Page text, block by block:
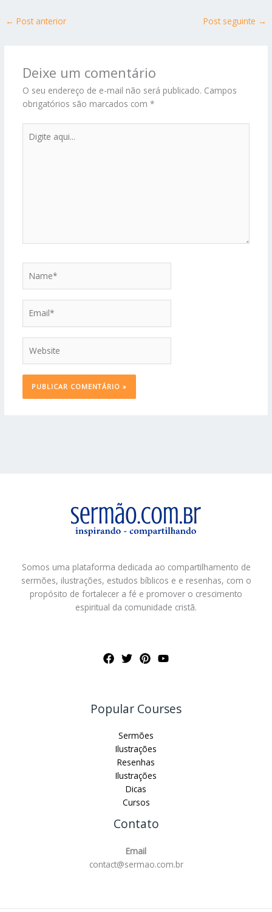
← Post anterior Post seguinte →
Deixe um comentário
O seu endereço de e-mail não será publicado. Campos
obrigatórios são marcados com *
aqui...
Somos uma plataforma dedicada ao compartilhamento de
sermões, ilustrações, estudos bíblicos e e resenhas, com o
propósito de fortalecer a fé e promover o crescimento
espiritual da comunidade cristã.
Popular Courses
Sermões
Ilustrações
Resenhas
Ilustrações
Dicas
Cursos
Contato
Email
contact@sermao.com.br